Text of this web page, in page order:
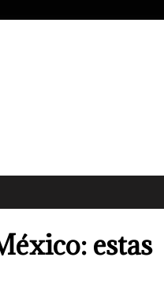
estas